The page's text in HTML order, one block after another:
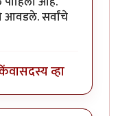
आवडले. सर्वांचे
सदस्य व्हा